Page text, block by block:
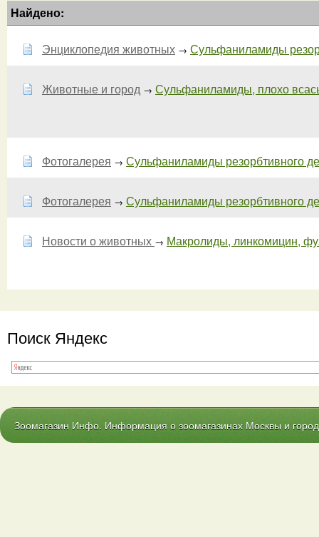
Найдено:
Энциклопедия животных → Сульфаниламиды
Животные и город → Сульфаниламиды, плохо
Фотогалерея → Сульфаниламиды резорбтивного
Фотогалерея → Сульфаниламиды резорбтивного
Новости о животных → Макролиды, линкомицин,
Поиск Яндекс
Зоомагазин Инфо. Информация о зоомагазинах Москвы и